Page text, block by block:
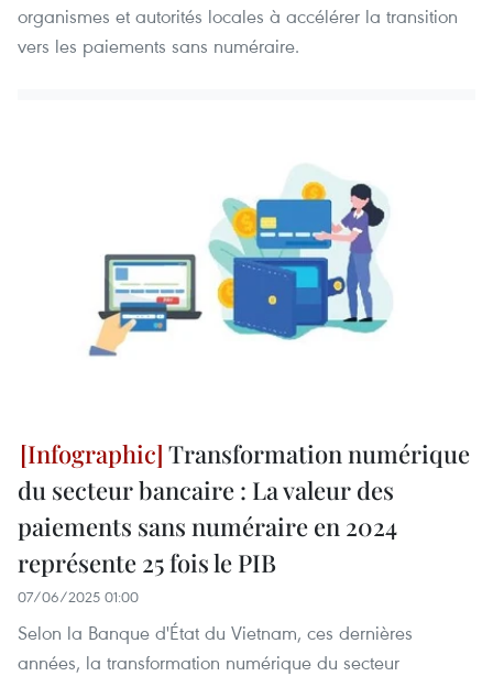
organismes et autorités locales à accélérer la transition
vers les paiements sans numéraire.
Transformation numérique
du secteur bancaire : La valeur des
paiements sans numéraire en 2024
représente 25 fois le PIB
07/06/2025 01:00
Selon la Banque d'État du Vietnam, ces dernières
années, la transformation numérique du secteur